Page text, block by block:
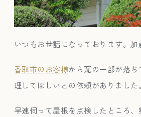
いつもお世話になっております。加
香取市のお客様から瓦の一部が落
理してほしいとの依頼がありました。
早速伺って屋根を点検したところ、